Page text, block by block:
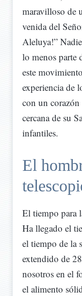
maravilloso de
venida del
Aleluya!”
lo menos parte
este
experiencia de
con un
cercana de su
infantiles.
El
El tiempo para
Ha llegado el
el tiempo de la
extendido de
nosotros en el
el alimento